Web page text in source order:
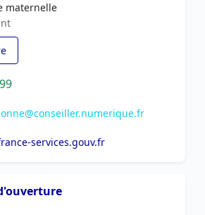
maternelle
services.gouv.fr